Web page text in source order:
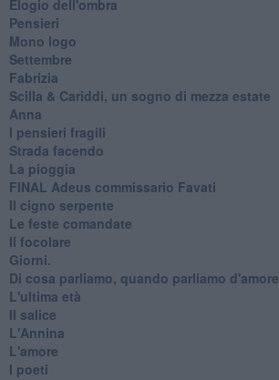
Elogio dell'ombra
Pensieri
Mono logo
Settembre
Fabrizia
​Scilla & Cariddi, un sogno di mezza estate
Anna
I pensieri fragili
Strada facendo
La pioggia
FINAL Adeus commissario Favati
Il cigno serpente
Le feste comandate
Il focolare
Giorni.
Di cosa parliamo, quando parliamo d'amore
L'ultima età
Il salice
L'Annina
L'amore
I poeti